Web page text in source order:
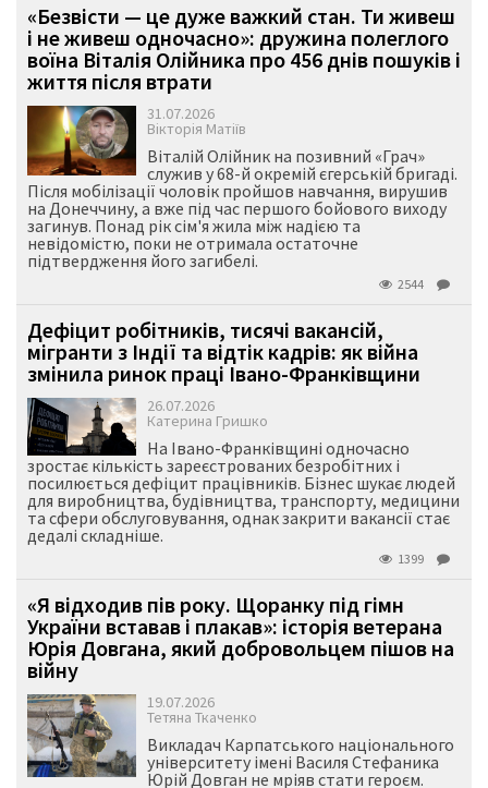
«Безвісти — це дуже важкий стан. Ти живеш
і не живеш одночасно»: дружина полеглого
воїна Віталія Олійника про 456 днів пошуків і
життя після втрати
31.07.2026
Вікторія Матіїв
Віталій Олійник на позивний «Грач»
служив у 68-й окремій єгерській бригаді.
Після мобілізації чоловік пройшов навчання, вирушив
на Донеччину, а вже під час першого бойового виходу
загинув. Понад рік сім'я жила між надією та
невідомістю, поки не отримала остаточне
підтвердження його загибелі.
2544
Дефіцит робітників, тисячі вакансій,
мігранти з Індії та відтік кадрів: як війна
змінила ринок праці Івано-Франківщини
26.07.2026
Катерина Гришко
На Івано-Франківщині одночасно
зростає кількість зареєстрованих безробітних і
посилюється дефіцит працівників. Бізнес шукає людей
для виробництва, будівництва, транспорту, медицини
та сфери обслуговування, однак закрити вакансії стає
дедалі складніше.
1399
«Я відходив пів року. Щоранку під гімн
України вставав і плакав»: історія ветерана
Юрія Довгана, який добровольцем пішов на
війну
19.07.2026
Тетяна Ткаченко
Викладач Карпатського національного
університету імені Василя Стефаника
Юрій Довган не мріяв стати героєм.